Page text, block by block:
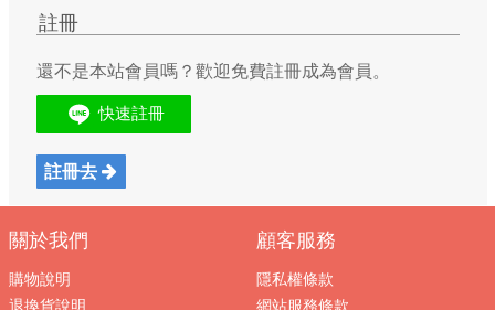
註冊
還不是本站會員嗎？歡迎免費註冊成為會員。
註冊去
關於我們
購物說明
退換貨說明
顧客服務
隱私權條款
網站服務條款